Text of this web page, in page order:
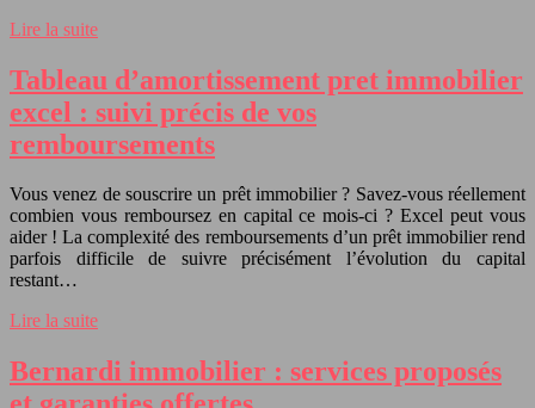
Lire la suite
Tableau d’amortissement pret immobilier
excel : suivi précis de vos
remboursements
Vous venez de souscrire un prêt immobilier ? Savez-vous réellement
combien vous remboursez en capital ce mois-ci ? Excel peut vous
aider ! La complexité des remboursements d’un prêt immobilier rend
parfois difficile de suivre précisément l’évolution du capital
restant…
Lire la suite
Bernardi immobilier : services proposés